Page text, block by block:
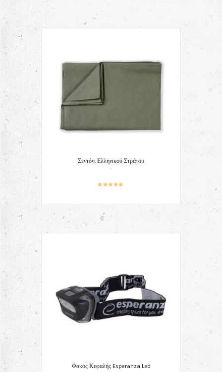
Σεντόνι Ελληνικού Στράτου
Φακός Κεφαλής Esperanza Led